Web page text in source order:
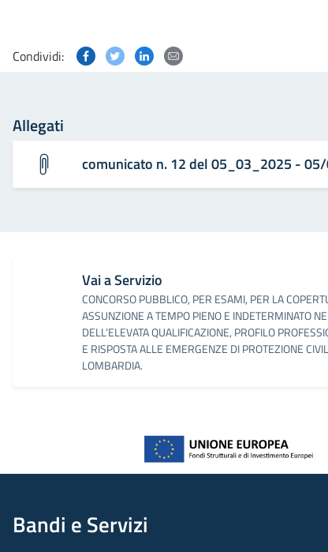
Condividi: Condividi questa pagina su Facebook
Condividi questa pagina su Twitter
Condividi questa pagina su
Allegati
comunicato n. 12 del 05_03_2025 -
Vai a Servizio
CONCORSO PUBBLICO, PER ESAMI, PER LA
ASSUNZIONE A TEMPO PIENO E INDETERMINATO
DELL’ELEVATA QUALIFICAZIONE, PROFILO
E RISPOSTA ALLE EMERGENZE DI PROTEZIONE
LOMBARDIA.
Bandi e Servizi